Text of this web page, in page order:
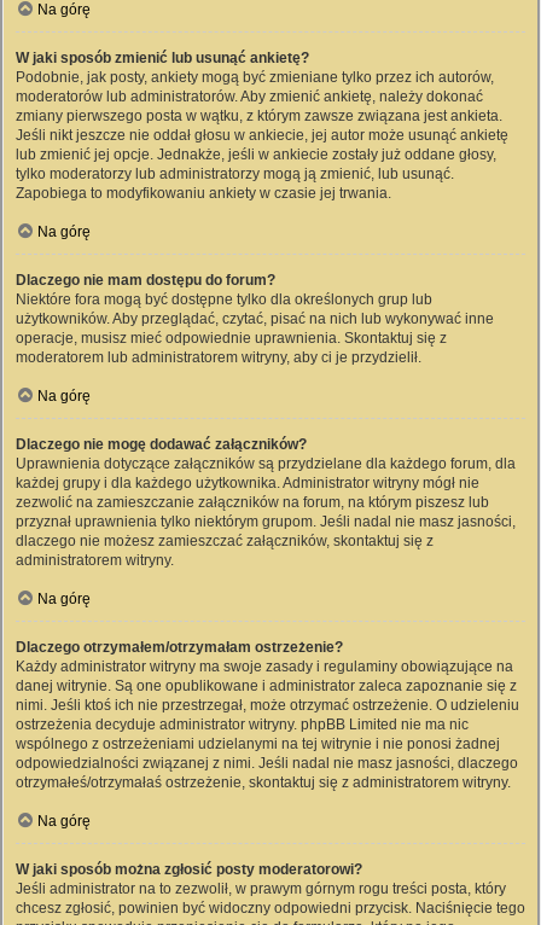
Na górę
W jaki sposób zmienić lub usunąć ankietę?
Podobnie, jak posty, ankiety mogą być zmieniane tylko przez ich autorów,
moderatorów lub administratorów. Aby zmienić ankietę, należy dokonać
zmiany pierwszego posta w wątku, z którym zawsze związana jest ankieta.
Jeśli nikt jeszcze nie oddał głosu w ankiecie, jej autor może usunąć ankietę
lub zmienić jej opcje. Jednakże, jeśli w ankiecie zostały już oddane głosy,
tylko moderatorzy lub administratorzy mogą ją zmienić, lub usunąć.
Zapobiega to modyfikowaniu ankiety w czasie jej trwania.
Na górę
Dlaczego nie mam dostępu do forum?
Niektóre fora mogą być dostępne tylko dla określonych grup lub
użytkowników. Aby przeglądać, czytać, pisać na nich lub wykonywać inne
operacje, musisz mieć odpowiednie uprawnienia. Skontaktuj się z
moderatorem lub administratorem witryny, aby ci je przydzielił.
Na górę
Dlaczego nie mogę dodawać załączników?
Uprawnienia dotyczące załączników są przydzielane dla każdego forum, dla
każdej grupy i dla każdego użytkownika. Administrator witryny mógł nie
zezwolić na zamieszczanie załączników na forum, na którym piszesz lub
przyznał uprawnienia tylko niektórym grupom. Jeśli nadal nie masz jasności,
dlaczego nie możesz zamieszczać załączników, skontaktuj się z
administratorem witryny.
Na górę
Dlaczego otrzymałem/otrzymałam ostrzeżenie?
Każdy administrator witryny ma swoje zasady i regulaminy obowiązujące na
danej witrynie. Są one opublikowane i administrator zaleca zapoznanie się z
nimi. Jeśli ktoś ich nie przestrzegał, może otrzymać ostrzeżenie. O udzieleniu
ostrzeżenia decyduje administrator witryny. phpBB Limited nie ma nic
wspólnego z ostrzeżeniami udzielanymi na tej witrynie i nie ponosi żadnej
odpowiedzialności związanej z nimi. Jeśli nadal nie masz jasności, dlaczego
otrzymałeś/otrzymałaś ostrzeżenie, skontaktuj się z administratorem witryny.
Na górę
W jaki sposób można zgłosić posty moderatorowi?
Jeśli administrator na to zezwolił, w prawym górnym rogu treści posta, który
chcesz zgłosić, powinien być widoczny odpowiedni przycisk. Naciśnięcie tego